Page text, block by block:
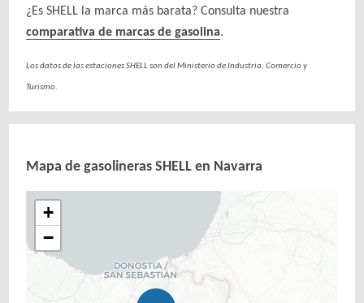
¿Es SHELL la marca más barata? Consulta nuestra
comparativa de marcas de gasolina.
Los datos de las estaciones SHELL son del Ministerio de Industria, Comercio y
Turismo.
Mapa de gasolineras SHELL en Navarra
+
−